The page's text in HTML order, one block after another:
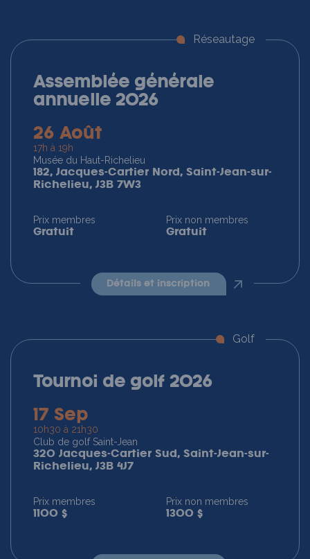
Réseautage
Assemblée générale
annuelle 2026
26 Août
17h à 19h
Musée du Haut-Richelieu
182, Jacques-Cartier Nord, Saint-Jean-sur-
Richelieu, J3B 7W3
Prix membres
Gratuit
Prix non membres
Gratuit
détails et inscription
Golf
Tournoi de golf 2026
17 Sep
10h30 à 21h30
Club de golf Saint-Jean
320 Jacques-Cartier Sud, Saint-Jean-sur-
Richelieu, J3B 4J7
Prix membres
1100 $
Prix non membres
1300 $